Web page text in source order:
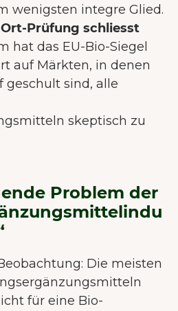
wenigsten integre Glied.
Prüfung schliesst
hat das EU-Bio-Siegel
auf Märkten, in denen
geschult sind, alle
skeptisch zu
Problem der
Die meisten
für eine Bio-